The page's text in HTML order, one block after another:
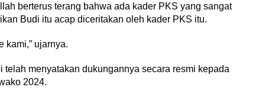
berterus terang bahwa ada kader PKS yang sangat
Budi itu acap diceritakan oleh kader PKS itu.
kami,” ujarnya.
menyatakan dukungannya secara resmi kepada
2024.